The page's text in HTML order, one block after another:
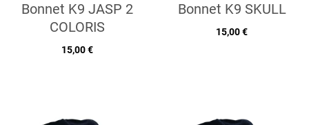
Bonnet K9 JASP 2
COLORIS
15,00 €
Bonnet K9 SKULL
15,00 €